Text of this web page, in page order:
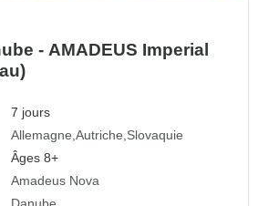
- AMADEUS Imperial
7 jours
Allemagne Autriche Slovaquie
Âges 8+
Amadeus Nova